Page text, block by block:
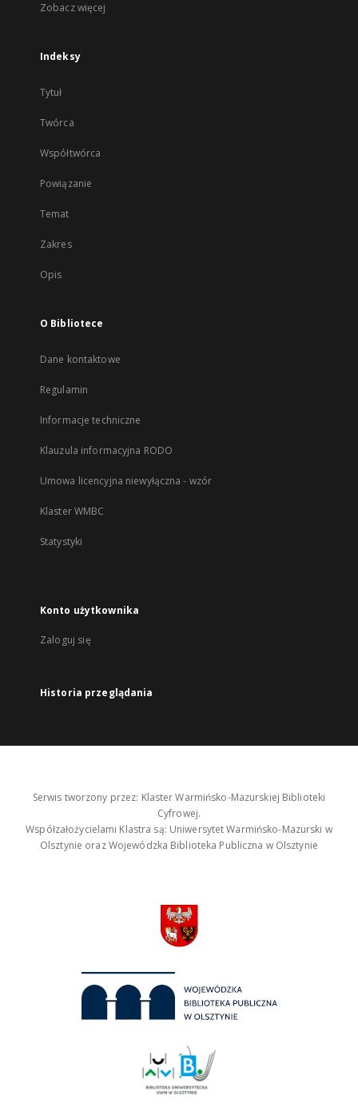
Zobacz więcej
Indeksy
Tytuł
Twórca
Współtwórca
Powiązanie
Temat
Zakres
Opis
O Bibliotece
Dane kontaktowe
Regulamin
Informacje techniczne
Klauzula informacyjna RODO
Umowa licencyjna niewyłączna - wzór
Klaster WMBC
Statystyki
Konto użytkownika
Zaloguj się
Historia przeglądania
Serwis tworzony przez: Klaster Warmińsko-Mazurskiej Biblioteki
Cyfrowej.
Współzałożycielami Klastra są: Uniwersytet Warmińsko-Mazurski w
Olsztynie oraz Wojewódzka Biblioteka Publiczna w Olsztynie